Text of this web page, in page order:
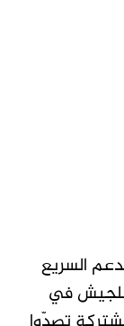
من الدعم السريع
للجيش في